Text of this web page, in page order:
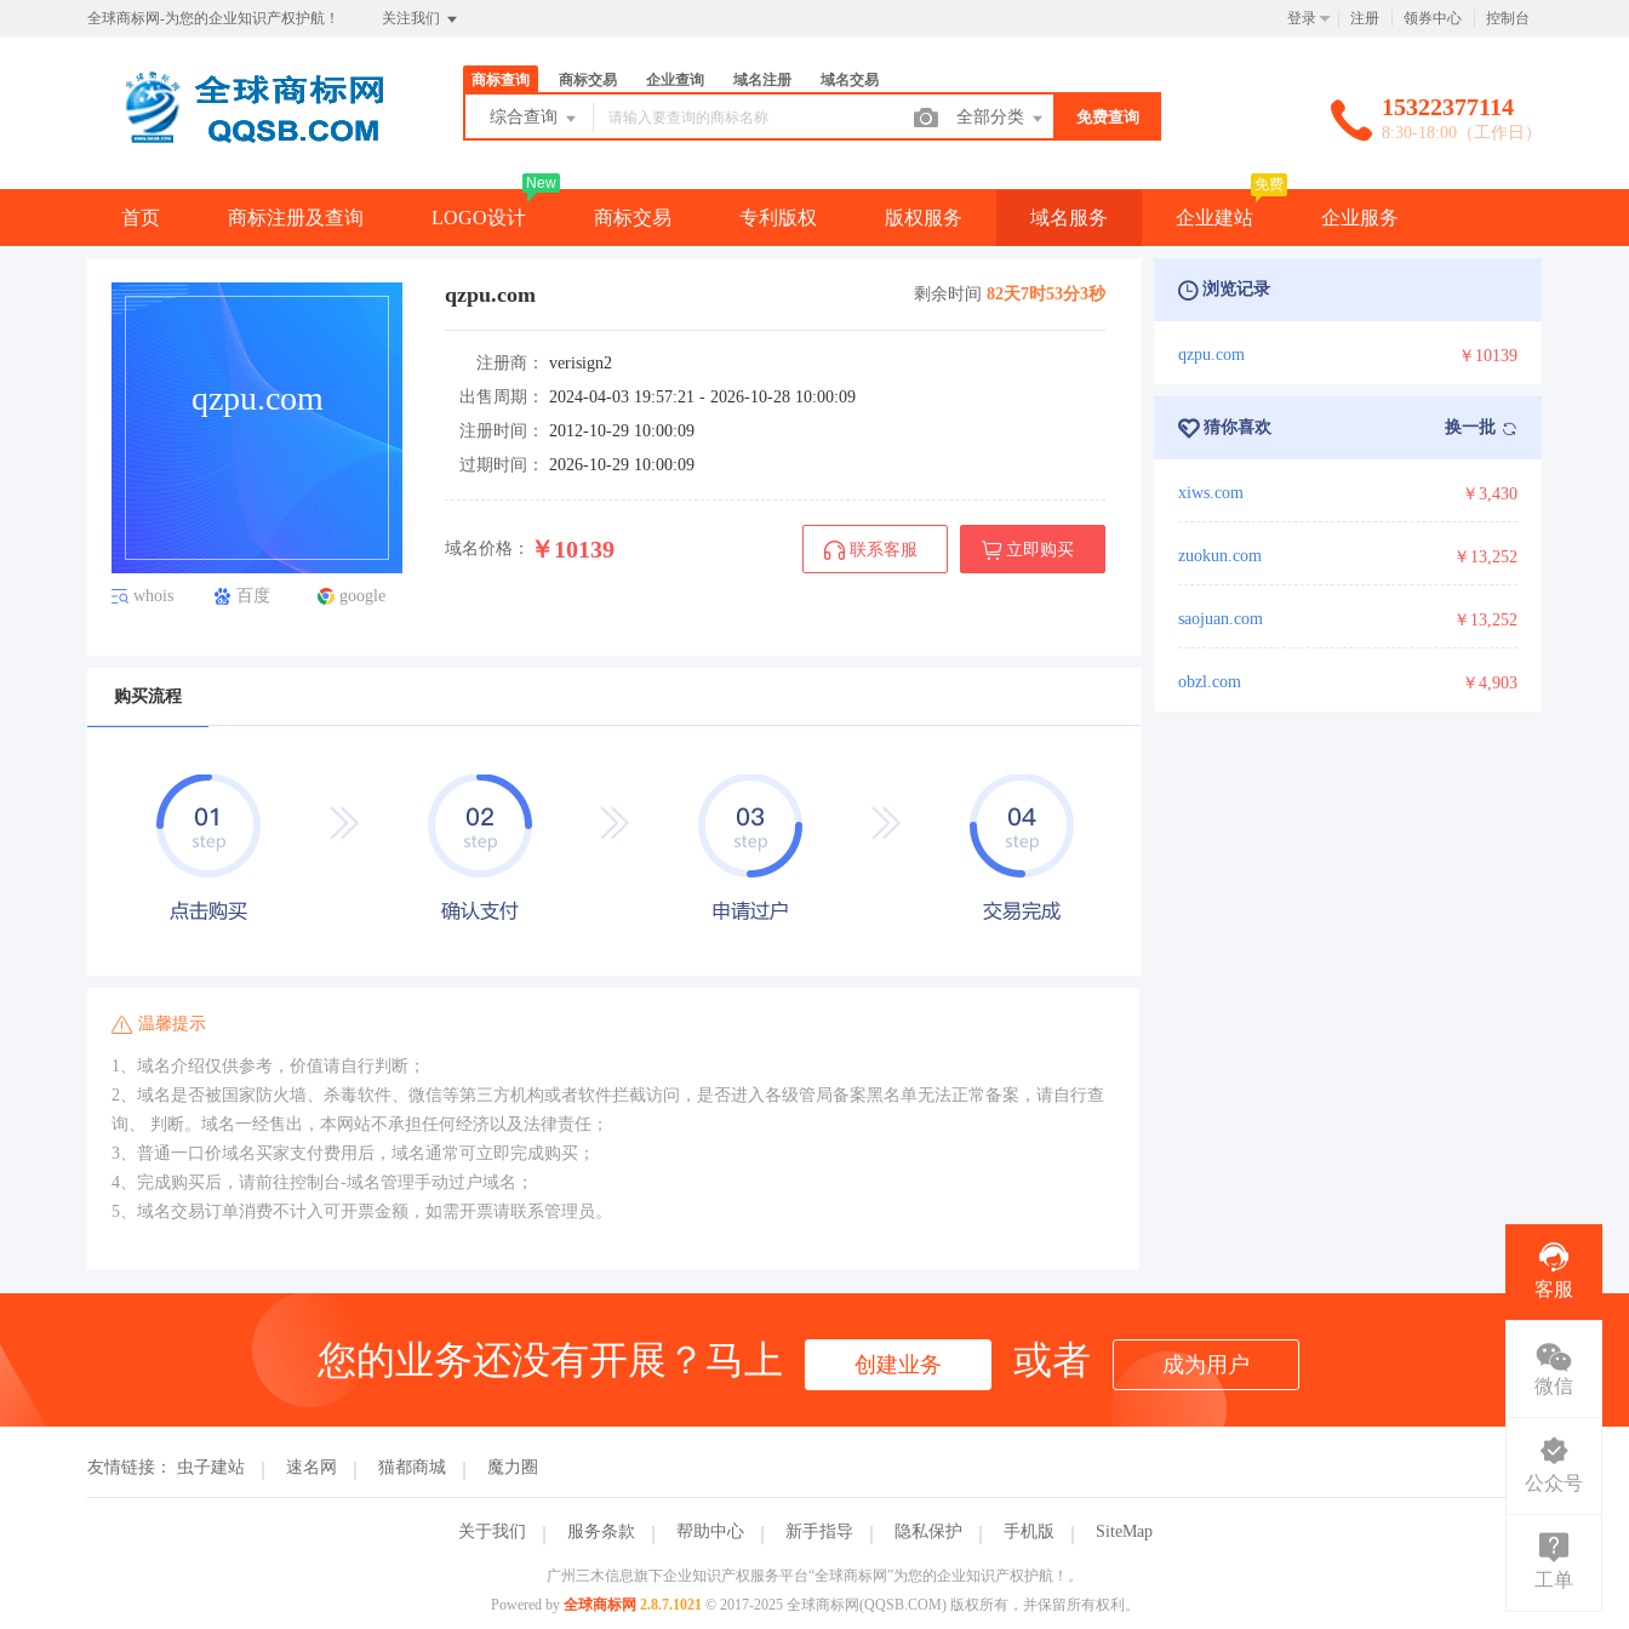
全球商标网-为您的企业知识产权护航！ 关注我们 登录 注册 领券中心 控制台
商标查询 商标交易 企业查询 域名注册 域名交易
综合查询 全部分类 免费查询 15322377114
8:30-18:00（工作日）
首页 商标注册及查询 LOGO设计
New
商标交易 专利版权 版权服务 域名服务 企业建站
免费
企业服务
qzpu.com
whois 百度 google
qzpu.com 剩余时间 82天7时53分2秒
注册商：
verisign2
出售周期：
2024-04-03 19:57:21 - 2026-10-28 10:00:09
注册时间：
2012-10-29 10:00:09
过期时间：
2026-10-29 10:00:09
域名价格： ￥10139 立即购买
联系客服
购买流程
温馨提示
1、域名介绍仅供参考，价值请自行判断；
2、域名是否被国家防火墙、杀毒软件、微信等第三方机构或者软件拦截访问，是否进入各级管局备案黑名单无法正常备案，请自行查
询、 判断。域名一经售出，本网站不承担任何经济以及法律责任；
3、普通一口价域名买家支付费用后，域名通常可立即完成购买；
4、完成购买后，请前往控制台-域名管理手动过户域名；
5、域名交易订单消费不计入可开票金额，如需开票请联系管理员。
浏览记录
qzpu.com ￥10139
猜你喜欢 换一批
xiws.com ￥3,430
zuokun.com ￥13,252
saojuan.com ￥13,252
obzl.com ￥4,903
您的业务还没有开展？马上 创建业务 或者 成为用户
友情链接： 虫子建站 速名网 猫都商城 魔力圈
关于我们 服务条款 帮助中心 新手指导 隐私保护 手机版 SiteMap
广州三木信息旗下企业知识产权服务平台“全球商标网”为您的企业知识产权护航！。
Powered by 全球商标网 2.8.7.1021© 2017-2025 全球商标网(QQSB.COM) 版权所有，并保留所有权利。
客服
微信
公众号
工单